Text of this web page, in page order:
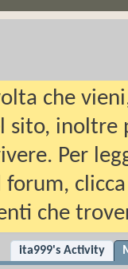
che
sito, inoltre
Per
forum,
che
ita999's Activity